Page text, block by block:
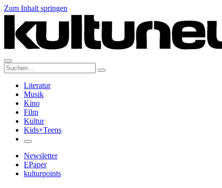
Zum Inhalt springen
Suche:
Literatur
Musik
Kino
Film
Kultur
Kids+Teens
Newsletter
EPaper
kulturpoints